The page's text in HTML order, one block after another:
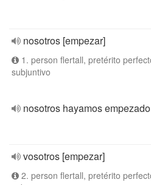
nosotros [empezar]
1. person flertall, pretérito
subjuntivo
nosotros hayamos empezado
vosotros [empezar]
2. person flertall, pretérito